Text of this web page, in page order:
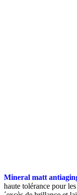
Mineral matt
haute tolérance pour